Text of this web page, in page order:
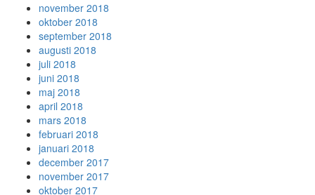
november 2018
oktober 2018
september 2018
augusti 2018
juli 2018
juni 2018
maj 2018
april 2018
mars 2018
februari 2018
januari 2018
december 2017
november 2017
oktober 2017